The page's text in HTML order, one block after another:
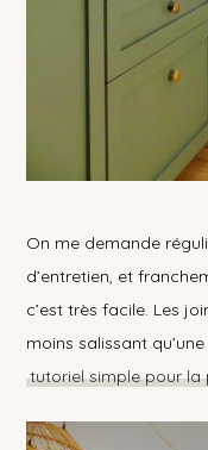
On me demande
d’entretien, et
c’est très facile. Les
moins salissant
tutoriel simple pour la